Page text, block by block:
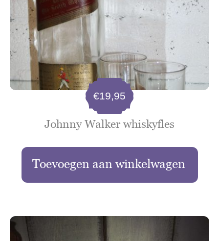
Johnny Walker whiskyfles
€19,95
Toevoegen aan winkelwagen